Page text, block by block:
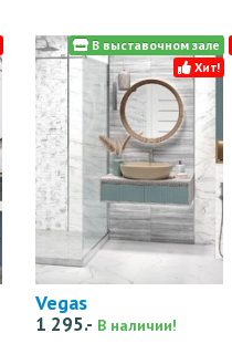
Vegas
1 295.- В наличии!
В выставочном зале
Хит!